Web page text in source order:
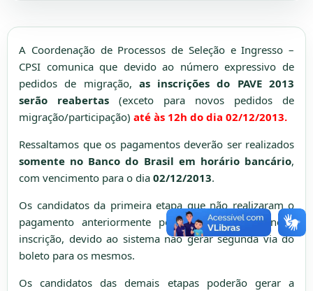
A Coordenação de Processos de Seleção e Ingresso –
CPSI comunica que devido ao número expressivo de
pedidos de migração, as inscrições do PAVE 2013
serão reabertas (exceto para novos pedidos de
migração/participação) até às 12h do dia 02/12/2013.
Ressaltamos que os pagamentos deverão ser realizados
somente no Banco do Brasil em horário bancário,
com vencimento para o dia 02/12/2013.
Os candidatos da primeira etapa que não realizaram o
pagamento anteriormente poderão gerar uma nova
inscrição, devido ao sistema não gerar segunda via do
boleto para os mesmos.
Os candidatos das demais etapas poderão gerar a